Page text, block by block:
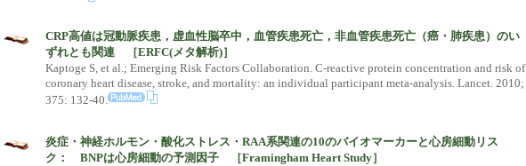
CRP高値は冠動脈疾患，虚血性脳卒中，血管疾患死亡，非血管疾患死亡（癌・肺疾患）のい
ずれとも関連 ［ERFC(メタ解析)］
Kaptoge S, et al.; Emerging Risk Factors Collaboration. C-reactive protein concentration and risk of
coronary heart disease, stroke, and mortality: an individual participant meta-analysis. Lancet. 2010;
375: 132-40.
炎症・神経ホルモン・酸化ストレス・RAA系関連の10のバイオマーカーと心房細動リス
ク： BNPは心房細動の予測因子 ［Framingham Heart Study］